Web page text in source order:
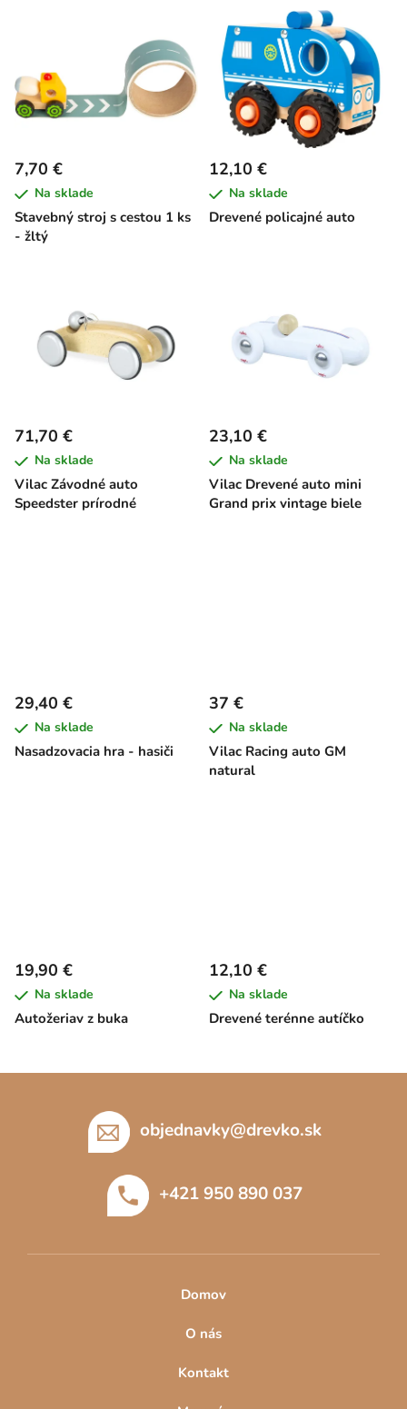
Stavebný stroj s cestou 1 ks
- žltý
7,70 €
Na sklade
Drevené policajné auto
12,10 €
Na sklade
Vilac Závodné auto
Speedster prírodné
71,70 €
Na sklade
Vilac Drevené auto mini
Grand prix vintage biele
23,10 €
Na sklade
Nasadzovacia hra - hasiči
29,40 €
Na sklade
Vilac Racing auto GM
natural
37 €
Na sklade
Autožeriav z buka
19,90 €
Na sklade
Drevené terénne autíčko
12,10 €
Na sklade
objednavky@drevko.sk
+421 950 890 037
Domov
O nás
Kontakt